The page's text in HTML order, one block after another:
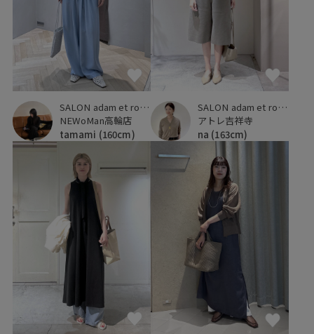
SALON adam et ropé
NEWoMan高輪店
tamami (160cm)
SALON adam et ropé
アトレ吉祥寺
na (163cm)